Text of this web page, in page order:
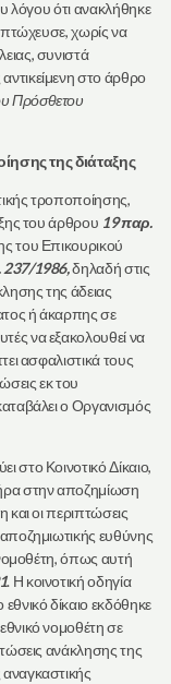
λόγου ότι ανακλήθηκε
πτώχευσε, χωρίς να
συνιστά
στο άρθρο
Πρόσθετου
της διάταξης
τροποποίησης,
του άρθρου 19 παρ.
του Επικουρικού
237/1986,δηλαδή στις
της άδειας
ή άκαρπης σε
να εξακολουθεί να
ασφαλιστικά τους
εκ του
ο Οργανισμός
στο Κοινοτικό Δίκαιο,
στην αποζημίωση
οι περιπτώσεις
ευθύνης
όπως αυτή
. Η κοινοτική οδηγία
δίκαιο εκδόθηκε
νομοθέτη σε
ανάκλησης της